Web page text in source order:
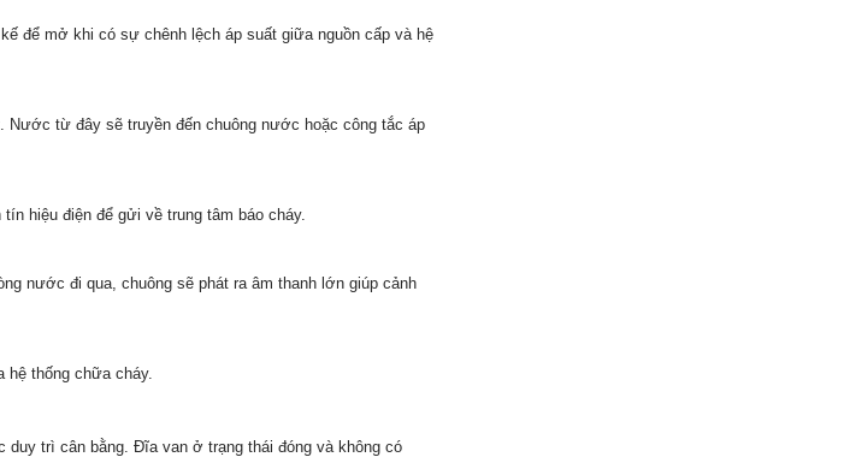
để mở khi có sự chênh lệch áp suất giữa nguồn cấp và hệ
từ đây sẽ truyền đến chuông nước hoặc công tắc áp
hiệu điện để gửi về trung tâm báo cháy.
nước đi qua, chuông sẽ phát ra âm thanh lớn giúp cảnh
hệ thống chữa cháy.
trì cân bằng. Đĩa van ở trạng thái đóng và không có